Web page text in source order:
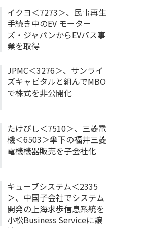
イクヨ＜7273＞、民事再生
手続き中のEV モーター
ズ・ジャパンからEVバス事
業を取得
JPMC＜3276＞、サンライ
ズキャピタルと組んでMBO
で株式を非公開化
たけびし＜7510＞、三菱電
機＜6503＞傘下の福井三菱
電機機器販売を子会社化
キューブシステム＜2335
＞、中国子会社でシステム
開発の上海求歩信息系統を
小松Business Serviceに譲